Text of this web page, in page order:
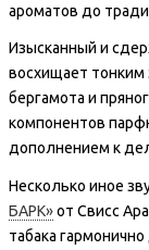
ароматов до
Изысканный и
восхищает тонким
бергамота и
компонентов
дополнением к
Несколько иное
БАРК»от Свисс
табака